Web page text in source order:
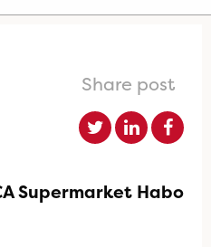
Share post
Supermarket Habo